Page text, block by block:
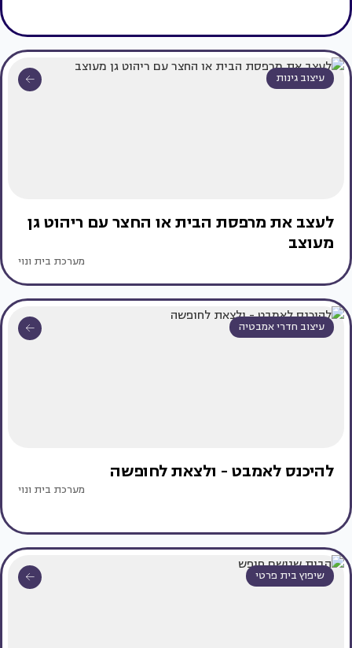
עיצוב גינות
לעצב את מרפסת הבית או החצר עם ריהוט גן
מעוצב
מערכת בית ונוי
עיצוב חדרי אמבטיה
להיכנס לאמבט - ולצאת לחופשה
מערכת בית ונוי
שיפוץ בית פרטי